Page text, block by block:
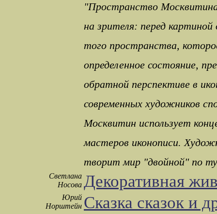
"Пространство
на зрителя: перед
того пространства,
определенное состояние,
обратной перспективе в
современных художников
Москвитин использует
мастеров иконописи.
творит мир "двойной" по
Светлана
Носова Декоративная
Юрий
Норштейн Сказка сказок и